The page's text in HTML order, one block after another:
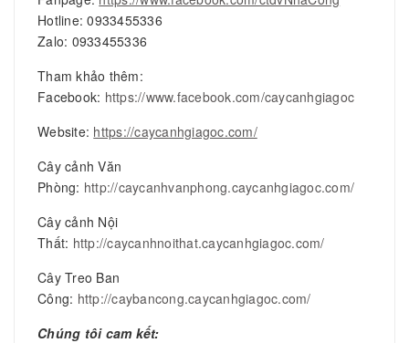
Hotline: 0933455336
Zalo: 0933455336
Tham khảo thêm:
Facebook: https://www.facebook.com/caycanhgiagoc
Website: https://caycanhgiagoc.com/
Cây cảnh Văn
Phòng: http://caycanhvanphong.caycanhgiagoc.com/
Cây cảnh Nội
Thất: http://caycanhnoithat.caycanhgiagoc.com/
Cây Treo Ban
Công: http://caybancong.caycanhgiagoc.com/
Chúng tôi cam kết: